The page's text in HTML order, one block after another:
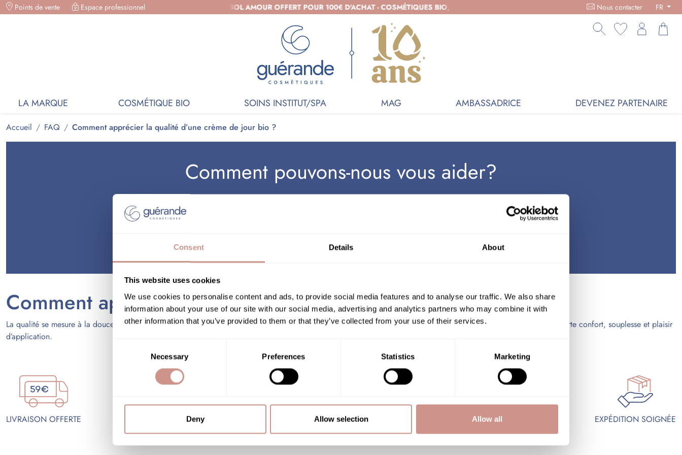
Consent Details About
This website uses cookies
We use cookies to personalise content and ads, to provide social media features and to analyse our traffic. We also share
information about your use of our site with our social media, advertising and analytics partners who may combine it with
other information that you’ve provided to them or that they’ve collected from your use of their services.
Necessary Preferences Statistics Marketing
Deny Allow selection Allow all
Points de vente Espace professionnel COSMÉTIQUES BIO, BOL AMOUR OFFERT POUR 100€ D'ACHAT - COSMÉTIQUES BIO, BOL AMOUR OFFERT POUR 100€ D'ACHAT -Nous contacter FR
LA MARQUE COSMÉTIQUE BIO SOINS INSTITUT/SPA MAG AMBASSADRICE DEVENEZ PARTENAIRE
Accueil FAQ Comment apprécier la qualité d’une crème de jour bio ?
Comment pouvons-nous vous aider?

Vous pouvez également parcourir les sujets ci-dessous pour trouver ce que vous cherchez.
Comment apprécier la qualité d’une crème de jour bio ?
La qualité se mesure à la douceur de la texture, à la transparence de la composition et à l’harmonie des ingrédients naturels sélectionnés. Un soin bien formulé apporte confort, souplesse et plaisir
d’application.
LIVRAISON OFFERTE ÉCHANTILLONS OFFERTS PAIEMENTS SÉCURISÉS EMBALLAGE CADEAU EXPÉDITION SOIGNÉE